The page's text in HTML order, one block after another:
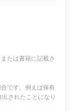
たは書籍に記載さ
です。例えば保有
されたことになり